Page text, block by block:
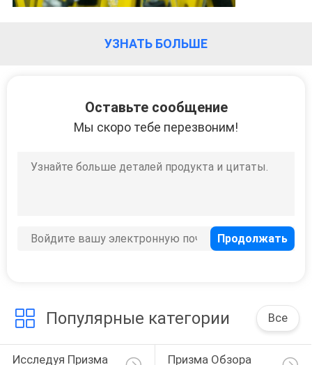
УЗНАТЬ БОЛЬШЕ
Оставьте сообщение
Мы скоро тебе перезвоним!
Популярные категории Все
Исследуя Призма Призма Обзора